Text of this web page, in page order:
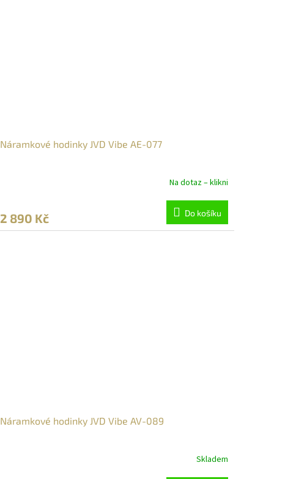
Náramkové hodinky JVD Vibe AE-077
Na dotaz – klikni
2 890 Kč Do košíku
Náramkové hodinky JVD Vibe AV-089
Skladem